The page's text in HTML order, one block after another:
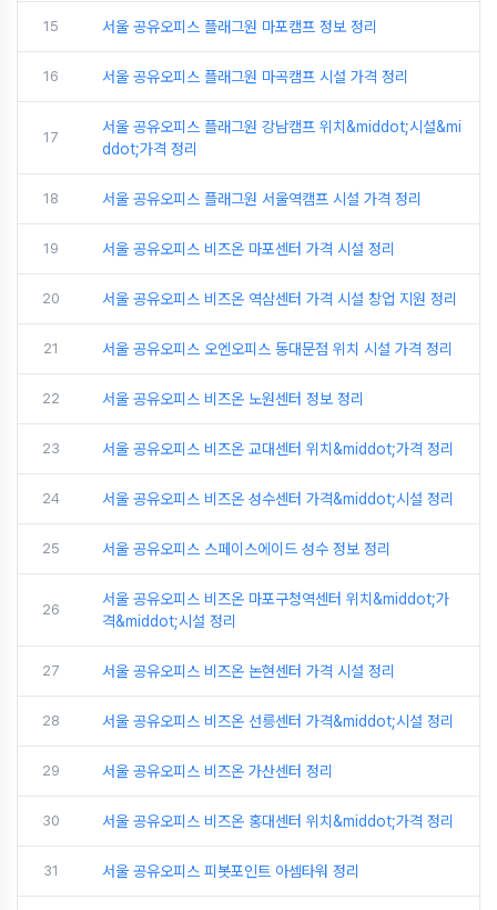
15 서울 공유오피스 플래그원 마포캠프 정보 정리
16 서울 공유오피스 플래그원 마곡캠프 시설 가격 정리
17
서울 공유오피스 플래그원 강남캠프 위치&middot;시설&mi
ddot;가격 정리
18 서울 공유오피스 플래그원 서울역캠프 시설 가격 정리
19 서울 공유오피스 비즈온 마포센터 가격 시설 정리
20 서울 공유오피스 비즈온 역삼센터 가격 시설 창업 지원 정리
21 서울 공유오피스 오엔오피스 동대문점 위치 시설 가격 정리
22 서울 공유오피스 비즈온 노원센터 정보 정리
23 서울 공유오피스 비즈온 교대센터 위치&middot;가격 정리
24 서울 공유오피스 비즈온 성수센터 가격&middot;시설 정리
25 서울 공유오피스 스페이스에이드 성수 정보 정리
26
서울 공유오피스 비즈온 마포구청역센터 위치&middot;가
격&middot;시설 정리
27 서울 공유오피스 비즈온 논현센터 가격 시설 정리
28 서울 공유오피스 비즈온 선릉센터 가격&middot;시설 정리
29 서울 공유오피스 비즈온 가산센터 정리
30 서울 공유오피스 비즈온 홍대센터 위치&middot;가격 정리
31 서울 공유오피스 피봇포인트 아셈타워 정리